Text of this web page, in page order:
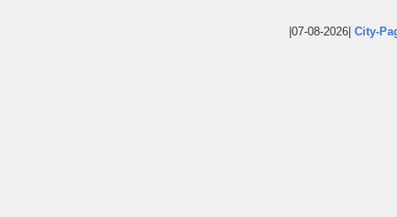
|07-08-2026| City-